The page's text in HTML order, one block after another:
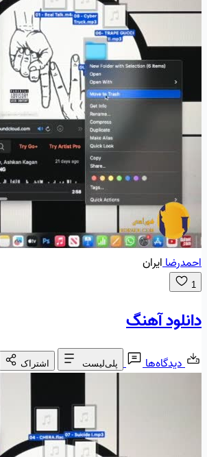
احمدرضاایران
1
دانلود آهنگ
دیدگاه‌ها پلی‌لیست اشتراک